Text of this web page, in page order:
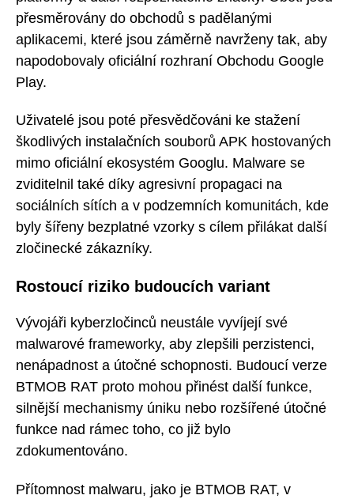
přesměrovány do obchodů s padělanými
aplikacemi, které jsou záměrně navrženy tak, aby
napodobovaly oficiální rozhraní Obchodu Google
Play.
Uživatelé jsou poté přesvědčováni ke stažení
škodlivých instalačních souborů APK hostovaných
mimo oficiální ekosystém Googlu. Malware se
zviditelnil také díky agresivní propagaci na
sociálních sítích a v podzemních komunitách, kde
byly šířeny bezplatné vzorky s cílem přilákat další
zločinecké zákazníky.
Rostoucí riziko budoucích variant
Vývojáři kyberzločinců neustále vyvíjejí své
malwarové frameworky, aby zlepšili perzistenci,
nenápadnost a útočné schopnosti. Budoucí verze
BTMOB RAT proto mohou přinést další funkce,
silnější mechanismy úniku nebo rozšířené útočné
funkce nad rámec toho, co již bylo
zdokumentováno.
Přítomnost malwaru, jako je BTMOB RAT, v